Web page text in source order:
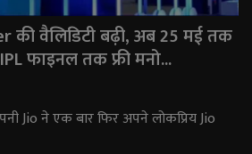
की वैलिडिटी बढ़ी, अब 25 मई तक
फाइनल तक फ्री मनो...
Jio ने एक बार फिर अपने लोकप्रिय Jio